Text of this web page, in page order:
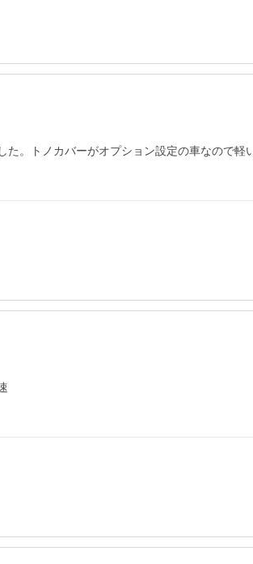
。トノカバーがオプション設定の車なので